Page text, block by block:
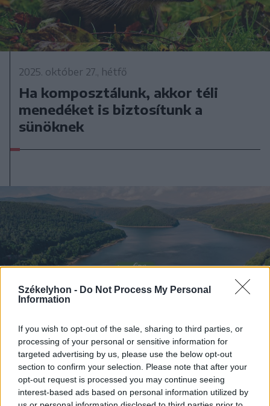
Székelyhon - Do Not Process My Personal
Information
If you wish to opt-out of the sale, sharing to third parties, or
processing of your personal or sensitive information for
targeted advertising by us, please use the below opt-out
section to confirm your selection. Please note that after your
opt-out request is processed you may continue seeing
interest-based ads based on personal information utilized by
2025. október 27., hétfő
Ha komposztálunk, akkor téli
menedéket is biztosítunk a
sünöknek
2025. augusztus 14., csütörtök
A tó nem medence: ne ugorj fejest
a veszélybe